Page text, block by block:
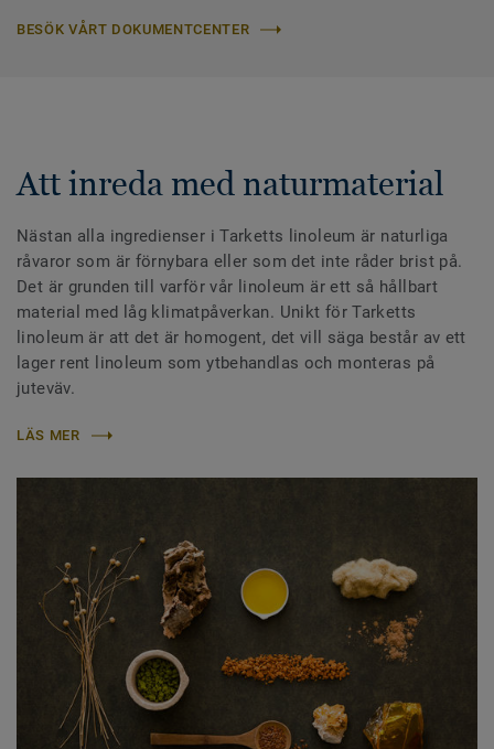
BESÖK VÅRT DOKUMENTCENTER
Att inreda med naturmaterial
Nästan alla ingredienser i Tarketts linoleum är naturliga
råvaror som är förnybara eller som det inte råder brist på.
Det är grunden till varför vår linoleum är ett så hållbart
material med låg klimatpåverkan. Unikt för Tarketts
linoleum är att det är homogent, det vill säga består av ett
lager rent linoleum som ytbehandlas och monteras på
juteväv.
LÄS MER